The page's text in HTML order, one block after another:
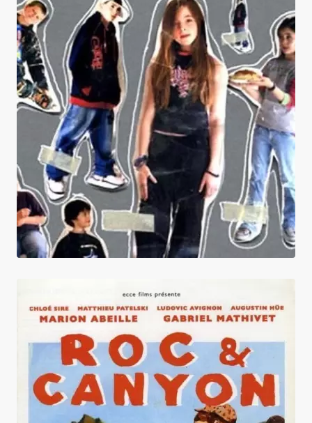
Manue Bolonaise + Le Marin masqué